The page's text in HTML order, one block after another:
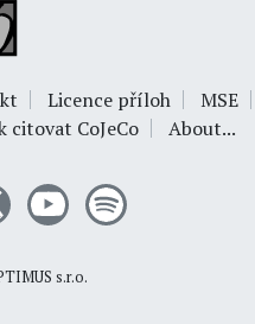
Licence příloh
MSE
citovat CoJeCo About...
s.r.o.